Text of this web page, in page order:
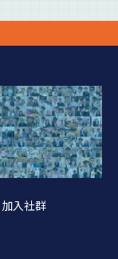
加入社群